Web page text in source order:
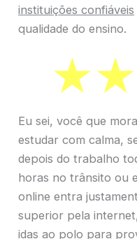
instituições confiáveis
qualidade do ensino.
Eu sei, você que
estudar com calma,
depois do trabalho
horas no trânsito ou
online entra
superior pela
idas ao polo para